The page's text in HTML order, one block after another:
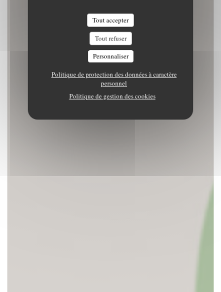
Tout accepter
Tout refuser
Personnaliser
Politique de protection des données à caractère
personnel
Politique de gestion des cookies